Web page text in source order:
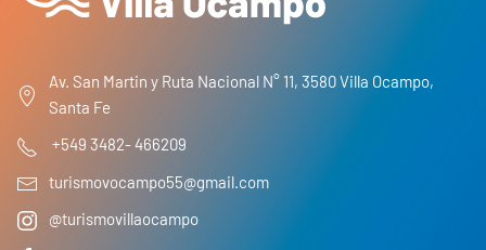
Av. San Martin y Ruta Nacional N° 11, 3580 Villa Ocampo,
Santa Fe
+549 3482- 466209
turismovocampo55@gmail.com
@turismovillaocampo